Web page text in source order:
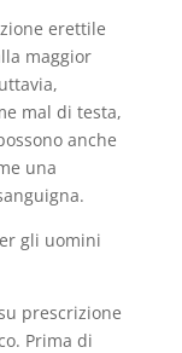
erettile
maggior
mal di testa,
anche
una
gli uomini
prescrizione
Prima di